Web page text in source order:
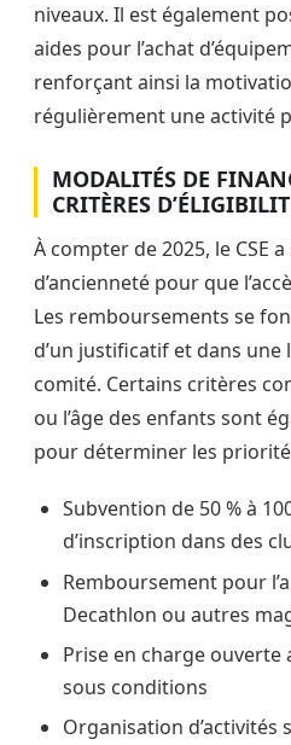
niveaux. Il est également
aides pour l’achat
renforçant ainsi la
régulièrement une activité
MODALITÉS DE
CRITÈRES
À compter de 2025, le CSE
d’ancienneté pour que
Les remboursements se
d’un justificatif et dans une
comité. Certains critères
ou l’âge des enfants sont
pour déterminer les
Subvention de 50 % à
d’inscription dans des
Remboursement pour
Decathlon ou autres
Prise en charge ouverte
sous conditions
Organisation d’activités